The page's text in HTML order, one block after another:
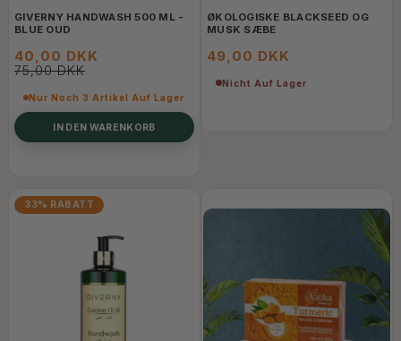
GIVERNY HANDWASH 500 ML -
BLUE OUD
40,00 DKK
75,00 DKK
Nur Noch 3 Artikel Auf Lager
IN DEN WARENKORB
ØKOLOGISKE BLACKSEED OG
MUSK SÆBE
49,00 DKK
Nicht Auf Lager
33% RABATT